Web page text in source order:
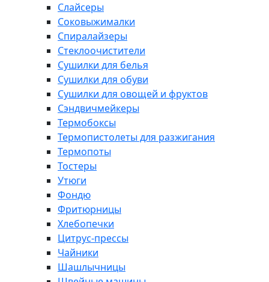
Слайсеры
Соковыжималки
Спиралайзеры
Стеклоочистители
Сушилки для белья
Сушилки для обуви
Сушилки для овощей и фруктов
Сэндвичмейкеры
Термобоксы
Термопистолеты для разжигания
Термопоты
Тостеры
Утюги
Фондю
Фритюрницы
Хлебопечки
Цитрус-прессы
Чайники
Шашлычницы